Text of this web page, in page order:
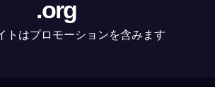
.org
トはプロモーションを含みます